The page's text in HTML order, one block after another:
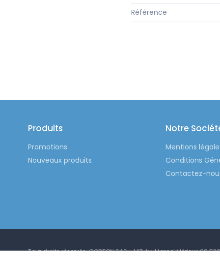
Référence
Produits
Promotions
Nouveaux produits
Notre
Mentions
Conditions
Contactez-
Tout droits réservés. CORTON SAS - 147 Av. Marcel Mérieux 69